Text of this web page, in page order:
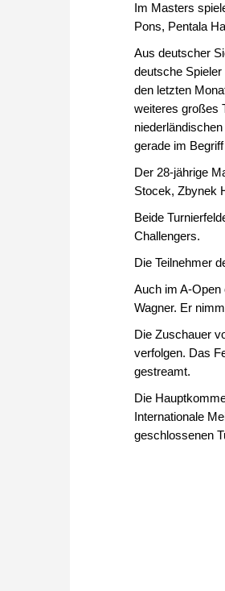
Im Masters
Pons, Pentala
Aus deutscher
deutsche
den letzten
weiteres großes
gerade im
Der 28-jährige
Stocek, Zbynek
Beide
Challengers.
Die Teilnehmer
Auch im A-Open
Wagner. Er
Die Zuschauer
verfolgen. Das
gestreamt.
Die
Internationale
geschlossenen